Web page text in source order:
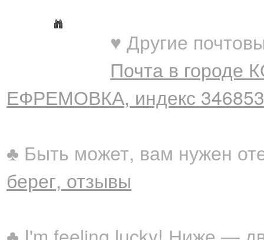
♥ Другие
Почта в
ЕФРЕМОВКА, индекс 346853
♣ Быть может, вам нужен
берег, отзывы